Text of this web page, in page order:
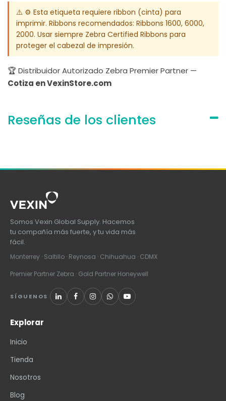
⚠️ ⚙️ Esta etiqueta requiere ribbon (cinta) para
imprimir. Ribbons recomendados: Ribbons 1600, 6000,
2000. Usar siempre Zebra Certified Ribbons para
proteger el cabezal de impresión.
🏆 Distribuidor Autorizado Zebra Premier Partner —
Cotiza en VexinStore.com
Reseñas de los clientes
Somos Vexin Global Supply. Hacemos
tu compañía más fuerte, y tu vida más
fácil.
Monterrey · Saltillo · Reynosa · Chihuahua · CDMX
Premier Partner Zebra · Gold Partner Honeywell
SÍGUENOS
Explorar
Inicio
Tienda
Nosotros
Blog